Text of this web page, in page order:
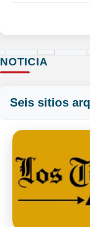
NOTICIA
Seis sitios